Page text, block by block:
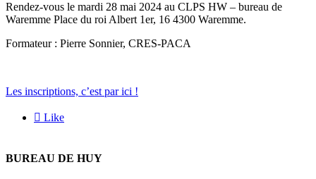
Rendez-vous le mardi 28 mai 2024 au CLPS HW – bureau de
Waremme Place du roi Albert 1er, 16 4300 Waremme.
Formateur : Pierre Sonnier, CRES-PACA
Les inscriptions, c’est par ici !
 Like
BUREAU DE HUY